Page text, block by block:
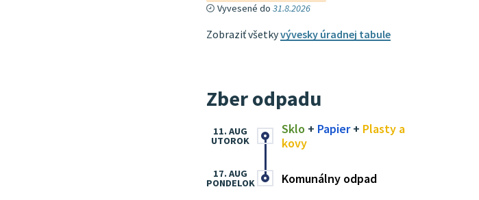
Vyvesené do 31.8.2026
Zobraziť všetkyvývesky úradnej tabule
Zber odpadu
Sklo + Papier+ Plasty a
kovy
11. AUG
UTOROK
Komunálny odpad
17. AUG
PONDELOK